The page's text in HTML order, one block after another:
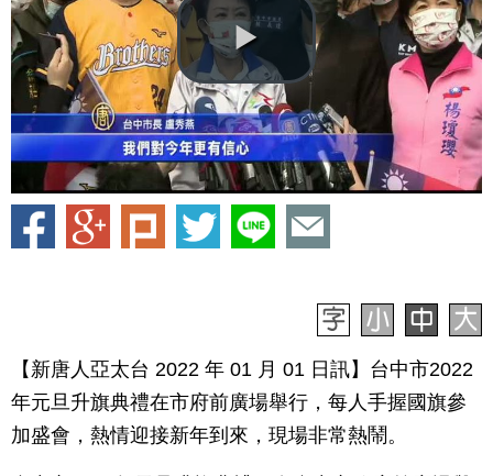
【新唐人亞太台 2022 年 01 月 01 日訊】台中市2022
年元旦升旗典禮在市府前廣場舉行，每人手握國旗參
加盛會，熱情迎接新年到來，現場非常熱鬧。